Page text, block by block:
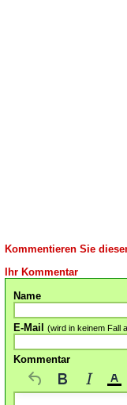
Kommentieren Sie
Ihr Kommentar
Name
E-Mail (wird in keinem Fall
Kommentar